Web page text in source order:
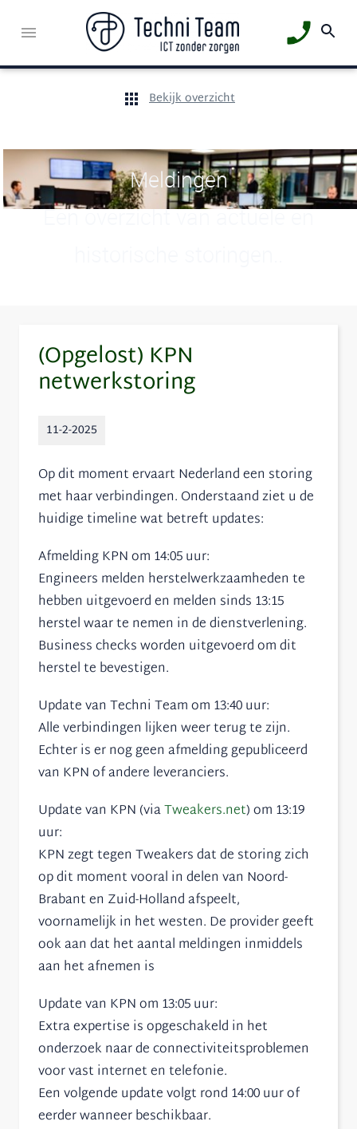
Bekijk overzicht
Meldingen
Een overzicht van actuele en
(Opgelost) KPN
netwerkstoring
11-2-2025
Op dit moment ervaart Nederland een storing
met haar verbindingen. Onderstaand ziet u de
huidige timeline wat betreft updates:
Afmelding KPN om 14:05 uur:
Engineers melden herstelwerkzaamheden te
hebben uitgevoerd en melden sinds 13:15
herstel waar te nemen in de dienstverlening.
Business checks worden uitgevoerd om dit
herstel te bevestigen.
Update van Techni Team om 13:40 uur:
Alle verbindingen lijken weer terug te zijn.
Echter is er nog geen afmelding gepubliceerd
van KPN of andere leveranciers.
Update van KPN (viaTweakers.net) om 13:19
uur:
KPN zegt tegen Tweakers dat de storing zich
op dit moment vooral in delen van Noord-
Brabant en Zuid-Holland afspeelt,
voornamelijk in het westen. De provider geeft
ook aan dat het aantal meldingen inmiddels
aan het afnemen is
Update van KPN om 13:05 uur:
Extra expertise is opgeschakeld in het
onderzoek naar de connectiviteitsproblemen
voor vast internet en telefonie.
Een volgende update volgt rond 14:00 uur of
eerder wanneer beschikbaar.